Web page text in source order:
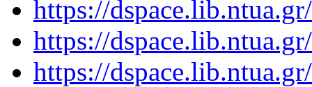
https://
https://
https://